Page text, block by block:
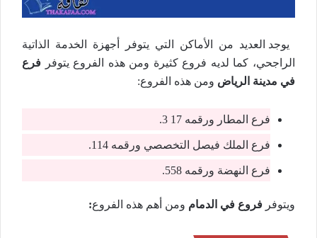
يوجد العديد من الأماكن التي يتوفر أجهزة الخدمة الذاتية
الراجحي، كما لديه فروع كثيرة ومن هذه الفروع يتوفر فرع
في مدينة الرياض ومن هذه الفروع:
فرع المطار ورقمه 17 3.
فرع الملك فيصل التخصصي ورقمه 114.
فرع النهضة ورقمه 558.
ويتوفر فروع في الدمام ومن أهم هذه الفروع: